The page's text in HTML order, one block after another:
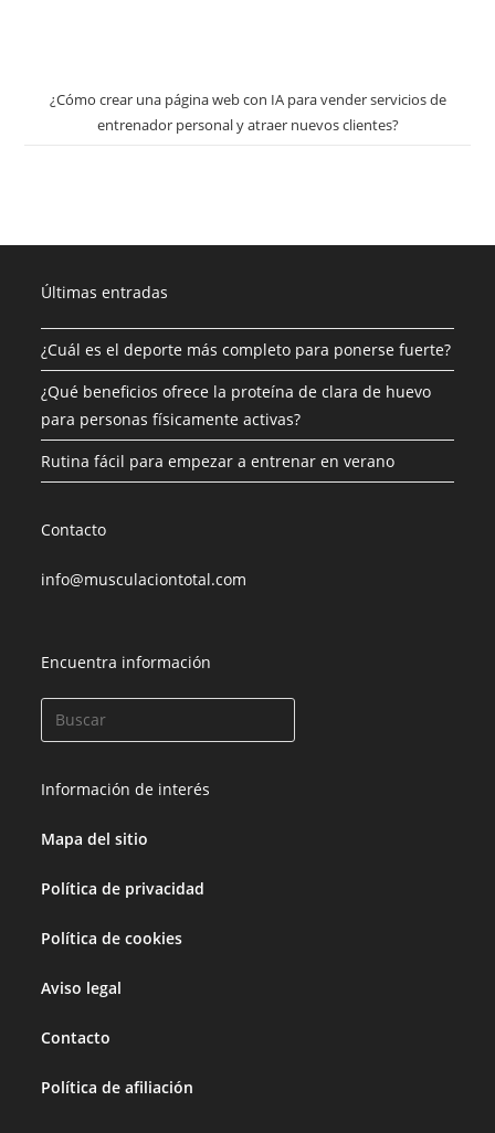
¿Cómo crear una página web con IA para vender servicios de
entrenador personal y atraer nuevos clientes?
Últimas entradas
¿Cuál es el deporte más completo para ponerse fuerte?
¿Qué beneficios ofrece la proteína de clara de huevo
para personas físicamente activas?
Rutina fácil para empezar a entrenar en verano
Contacto
info@musculaciontotal.com
Encuentra información
Información de interés
Mapa del sitio
Política de privacidad
Política de cookies
Aviso legal
Contacto
Política de afiliación